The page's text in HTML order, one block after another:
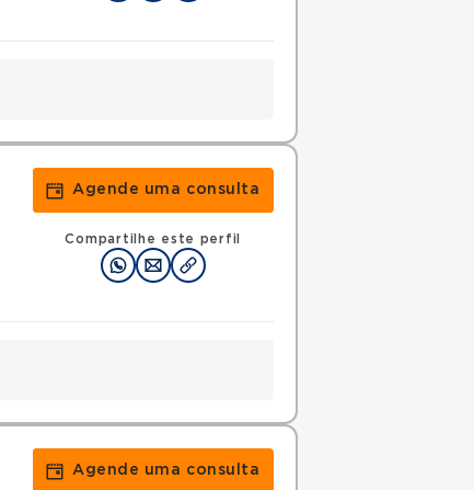
Agende uma consulta
Compartilhe este perfil
Agende uma consulta